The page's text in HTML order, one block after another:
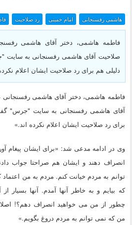
هاشمی رفسنجانی امام خمینی رد صلاحیت
فاطمه هاشمی، دختر آقای هاشمی
صلاحیت آقای هاشمی رفسنجانی به
دلیلی هم برای رد صلاحیت ایشان اعلام
فاطمه هاشمی، دختر آقای هاشمی
آقای هاشمی رفسنجانی به سایت "جرس"
برای رد صلاحیت ایشان اعلام نکرده اند.»
وی در ادامه مدعی شد: «برای ایشان پیغام
انصراف دهند و ایشان هم صراحتا جواب
توانم به مردم خیانت کنم. مردم به من
که بیایم و به خاطر آنها آمدم. آنها بسیار
چطور از من می خواهید انصراف دهم؟!
من که نمی توانم به مردم دروغ بگویم.»